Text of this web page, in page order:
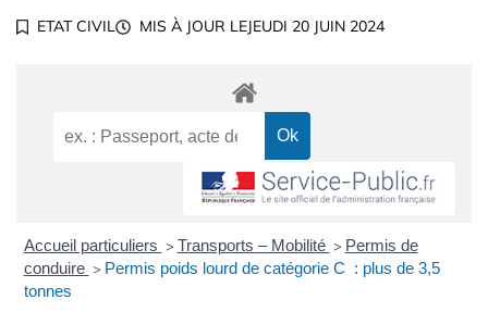
ETAT CIVIL MIS À JOUR LEJEUDI 20 JUIN 2024
Accueil particuliers > Transports – Mobilité > Permis de
conduire > Permis poids lourd de catégorie C : plus de 3,5
tonnes